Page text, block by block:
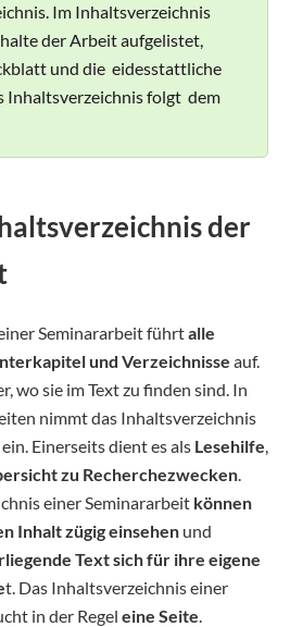
Im Inhaltsverzeichnis
der Arbeit aufgelistet,
und die eidesstattliche
Inhaltsverzeichnis folgt dem
der
Seminararbeit führtalle
und Verzeichnisse auf.
wo sie im Text zu finden sind. In
nimmt das Inhaltsverzeichnis
ein. Einerseits dient es als Lesehilfe
zu Recherchezwecken
einer Seminararbeit können
Inhalt zügig einsehen und
Text sich für ihre eigene
t. Das Inhaltsverzeichnis einer
in der Regel eine Seite